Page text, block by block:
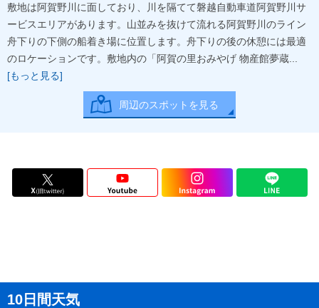
敷地は阿賀野川に面しており、川を隔てて磐越自動車道阿賀野川サ
ービスエリアがあります。山並みを抜けて流れる阿賀野川のライン
舟下りの下側の船着き場に位置します。舟下りの後の休憩には最適
のロケーションです。敷地内の「阿賀の里おみやげ 物産館夢蔵...
[もっと見る]
周辺のスポットを見る
10日間天気